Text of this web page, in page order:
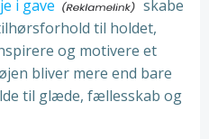
i gave
skabe
til holdet,
og motivere et
bliver mere end bare
til glæde, fællesskab og